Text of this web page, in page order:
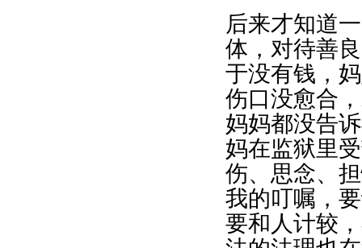
后来才知道
体，对待善
于没有钱，
伤口没愈合
妈妈都没告
妈在监狱里
伤、思念、
我的叮嘱，
要和人计较